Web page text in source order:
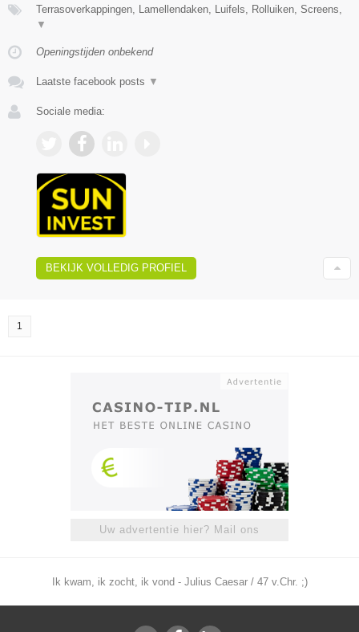
Terrasoverkappingen, Lamellendaken, Luifels, Rolluiken, Screens,
▼
Openingstijden onbekend
Laatste facebook posts ▼
Sociale media:
BEKIJK VOLLEDIG PROFIEL
1
Uw advertentie hier? Mail ons
Ik kwam, ik zocht, ik vond - Julius Caesar / 47 v.Chr. ;)